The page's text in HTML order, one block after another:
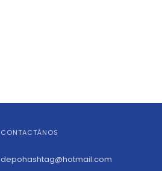
CONTACTÁNOS
depohashtag@hotmail.com